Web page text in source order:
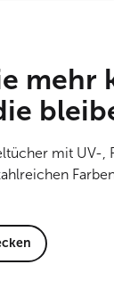
mehr
mit UV-,